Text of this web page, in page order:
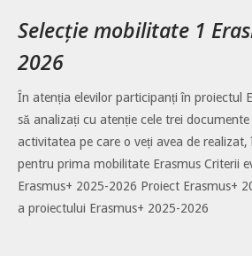
Selecție mobilitate 1
2026
În atenția elevilor participanți în proiectul
să analizați cu atenție cele trei
activitatea pe care o veți avea de realizat,
pentru prima mobilitate Erasmus Criterii
Erasmus+ 2025-2026 Proiect Erasmus+
a proiectului Erasmus+ 2025-2026